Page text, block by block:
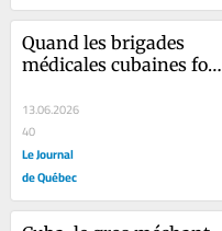
Quand les brigades
médicales cubaines font
13.06.2026
40
Le Journal
de Québec